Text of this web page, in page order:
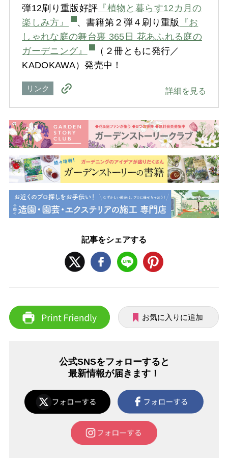
弾12刷り重版好評 『植物と暮らす12カ月の
楽しみ方』
、書籍第２弾４刷り重版
『お
しゃれな庭の舞台裏 365日 花あふれる庭の
ガーデニング』
（２冊ともに発行／
KADOKAWA）発売中！
リンク 詳細を見る
記事をシェアする
お気に入りに追加
公式SNSをフォローすると
最新情報が届きます！